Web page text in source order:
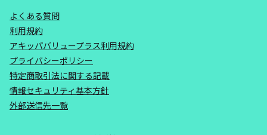
よくある質問
利用規約
アキッパバリュープラス利用規約
プライバシーポリシー
特定商取引法に関する記載
情報セキュリティ基本方針
外部送信先一覧